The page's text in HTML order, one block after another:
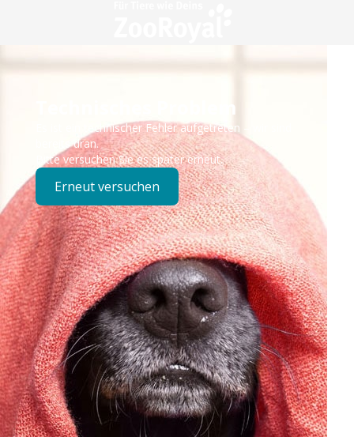
Technisches Problem
Es ist ein technischer Fehler aufgetreten – wir sind
bereits dran.
Bitte versuchen Sie es später erneut.
Erneut versuchen